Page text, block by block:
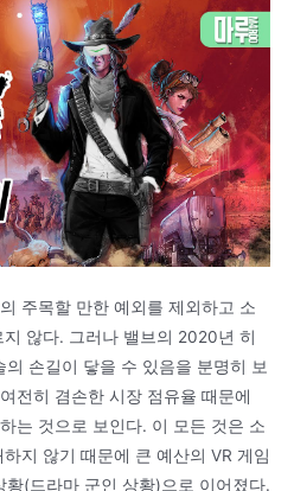
주목할 만한 예외를 제외하고 소
않다. 그러나 밸브의 2020년 히
의 손길이 닿을 수 있음을 분명히 보
전히 겸손한 시장 점유율 때문에
는 것으로 보인다. 이 모든 것은 소
지 않기 때문에 큰 예산의 VR 게임
(드라마 군인 상황)으로 이어졌다.